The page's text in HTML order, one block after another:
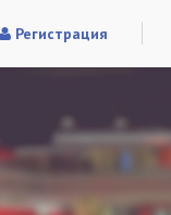
Регистрация